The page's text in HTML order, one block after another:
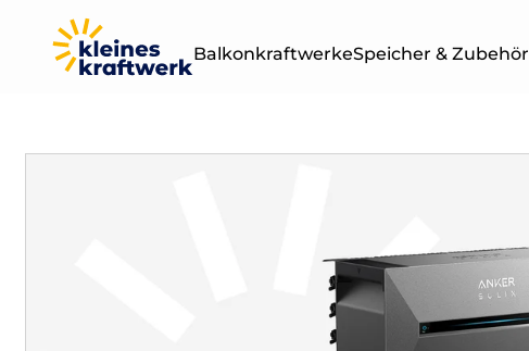
Balkonkraftwerke
Leistung
Sets & Module
Speicher & Zubehör